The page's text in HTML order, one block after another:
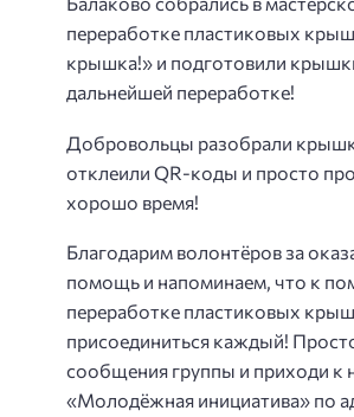
переработке пластиковых
крышка!» и подготовили
дальнейшей переработке!
Добровольцы разобрали
отклеили QR-коды и просто
хорошо время!
Благодарим волонтёров за
помощь и напоминаем, что к
переработке пластиковых
присоединиться каждый!
сообщения группы и приходи к
«Молодёжная инициатива» по